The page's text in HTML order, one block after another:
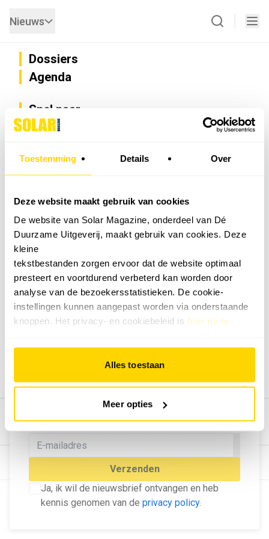
Toestemming Details Over
Deze website maakt gebruik van cookies
De website van Solar Magazine, onderdeel van Dé
Duurzame Uitgeverij, maakt gebruik van cookies. Deze
kleine
tekstbestanden zorgen ervoor dat de website optimaal
presteert en voortdurend verbeterd kan worden door
analyse van de bezoekersstatistieken. De cookie-
instellingen kunnen aangepast worden via onderstaande
knoppen. Het privacy- en cookiebeleid is hier na te
Alles toestaan
Meer opties
MELD U AAN VOOR ONZE
NIEUWSBRIEF
Blijf op de hoogte van het laatste nieuws!
Verzenden
Ja, ik wil de nieuwsbrief ontvangen en heb
kennis genomen van de privacy policy.
Nieuws
Dossiers
Agenda
Snel naar
Privacy
Nieuwsbrief
Vacatures
Installateurzoeker
Cookievoorkeuren wijzigen
English
Geef ons feedback
Vertel ons wat je van onze website vindt.
Tip de redactie
Bekijk hier de mogelijkheden.
© Dé Duurzame Uitgeverij